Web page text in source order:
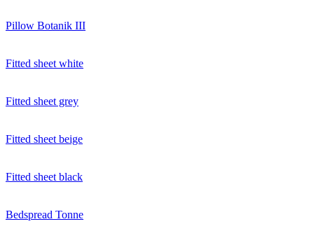
Pillow Botanik III
Fitted sheet white
Fitted sheet grey
Fitted sheet beige
Fitted sheet black
Bedspread Tonne